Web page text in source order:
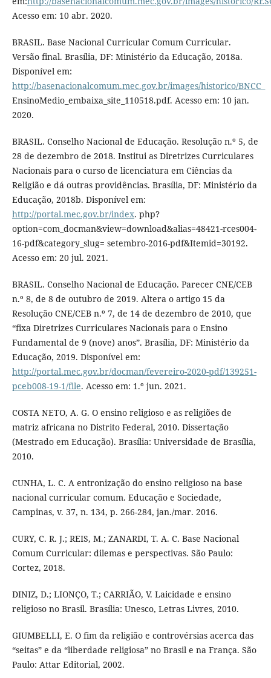
Acesso em: 10 abr. 2020.
BRASIL. Base Nacional Curricular Comum Curricular.
Versão final. Brasília, DF: Ministério da Educação, 2018a.
Disponível em:
http://basenacionalcomum.mec.gov.br/images/historico/BNCC_
EnsinoMedio_embaixa_site_110518.pdf. Acesso em: 10 jan.
2020.
BRASIL. Conselho Nacional de Educação. Resolução n.º 5, de
28 de dezembro de 2018. Institui as Diretrizes Curriculares
Nacionais para o curso de licenciatura em Ciências da
Religião e dá outras providências. Brasília, DF: Ministério da
Educação, 2018b. Disponível em:
http://portal.mec.gov.br/index. php?
option=com_docman&view=download&alias=48421-rces004-
16-pdf&category_slug= setembro-2016-pdf&Itemid=30192.
Acesso em: 20 jul. 2021.
BRASIL. Conselho Nacional de Educação. Parecer CNE/CEB
n.º 8, de 8 de outubro de 2019. Altera o artigo 15 da
Resolução CNE/CEB n.º 7, de 14 de dezembro de 2010, que
“fixa Diretrizes Curriculares Nacionais para o Ensino
Fundamental de 9 (nove) anos”. Brasília, DF: Ministério da
Educação, 2019. Disponível em:
http://portal.mec.gov.br/docman/fevereiro-2020-pdf/139251-
pceb008-19-1/file. Acesso em: 1.º jun. 2021.
COSTA NETO, A. G. O ensino religioso e as religiões de
matriz africana no Distrito Federal, 2010. Dissertação
(Mestrado em Educação). Brasília: Universidade de Brasília,
2010.
CUNHA, L. C. A entronização do ensino religioso na base
nacional curricular comum. Educação e Sociedade,
Campinas, v. 37, n. 134, p. 266-284, jan./mar. 2016.
CURY, C. R. J.; REIS, M.; ZANARDI, T. A. C. Base Nacional
Comum Curricular: dilemas e perspectivas. São Paulo:
Cortez, 2018.
DINIZ, D.; LIONÇO, T.; CARRIÃO, V. Laicidade e ensino
religioso no Brasil. Brasília: Unesco, Letras Livres, 2010.
GIUMBELLI, E. O fim da religião e controvérsias acerca das
“seitas” e da “liberdade religiosa” no Brasil e na França. São
Paulo: Attar Editorial, 2002.